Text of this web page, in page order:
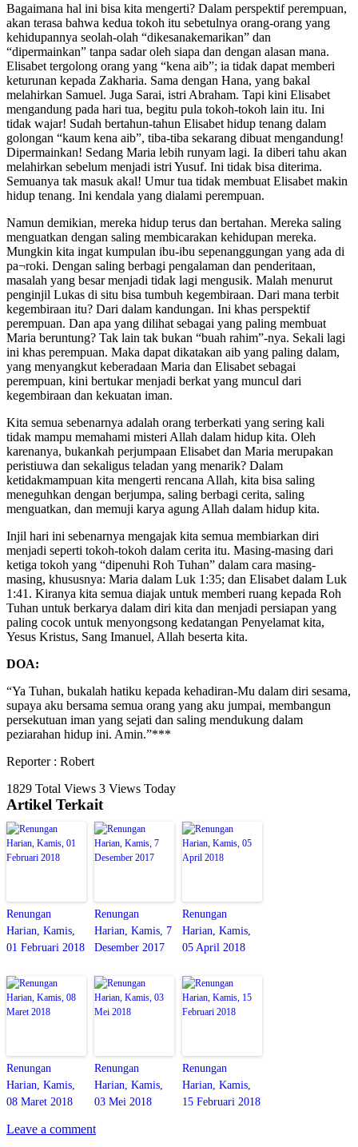
Bagaimana hal ini bisa kita mengerti? Dalam perspektif perempuan,
akan terasa bahwa kedua tokoh itu sebetulnya orang-orang yang
kehidupannya seolah-olah “dikesanakemarikan” dan
“dipermainkan” tanpa sadar oleh siapa dan dengan alasan mana.
Elisabet tergolong orang yang “kena aib”; ia tidak dapat memberi
keturunan kepada Zakharia. Sama dengan Hana, yang bakal
melahirkan Samuel. Juga Sarai, istri Abraham. Tapi kini Elisabet
mengandung pada hari tua, begitu pula tokoh-tokoh lain itu. Ini
tidak wajar! Sudah bertahun-tahun Elisabet hidup tenang dalam
golongan “kaum kena aib”, tiba-tiba sekarang dibuat mengandung!
Dipermainkan! Sedang Maria lebih runyam lagi. Ia diberi tahu akan
melahirkan sebelum menjadi istri Yusuf. Ini tidak bisa diterima.
Semuanya tak masuk akal! Umur tua tidak membuat Elisabet makin
hidup tenang. Ini kendala yang dialami perempuan.
Namun demikian, mereka hidup terus dan bertahan. Mereka saling
menguatkan dengan saling membicarakan kehidupan mereka.
Mungkin kita ingat kumpulan ibu-ibu sepenanggungan yang ada di
pa¬roki. Dengan saling berbagi pengalaman dan penderitaan,
masalah yang besar menjadi tidak lagi mengusik. Malah menurut
penginjil Lukas di situ bisa tumbuh kegembiraan. Dari mana terbit
kegembiraan itu? Dari dalam kandungan. Ini khas perspektif
perempuan. Dan apa yang dilihat sebagai yang paling membuat
Maria beruntung? Tak lain tak bukan “buah rahim”-nya. Sekali lagi
ini khas perempuan. Maka dapat dikatakan aib yang paling dalam,
yang menyangkut keberadaan Maria dan Elisabet sebagai
perempuan, kini bertukar menjadi berkat yang muncul dari
kegembiraan dan kekuatan iman.
Kita semua sebenarnya adalah orang terberkati yang sering kali
tidak mampu memahami misteri Allah dalam hidup kita. Oleh
karenanya, bukankah perjumpaan Elisabet dan Maria merupakan
peristiuwa dan sekaligus teladan yang menarik? Dalam
ketidakmampuan kita mengerti rencana Allah, kita bisa saling
meneguhkan dengan berjumpa, saling berbagi cerita, saling
menguatkan, dan memuji karya agung Allah dalam hidup kita.
Injil hari ini sebenarnya mengajak kita semua membiarkan diri
menjadi seperti tokoh-tokoh dalam cerita itu. Masing-masing dari
ketiga tokoh yang “dipenuhi Roh Tuhan” dalam cara masing-
masing, khususnya: Maria dalam Luk 1:35; dan Elisabet dalam Luk
1:41. Kiranya kita semua diajak untuk memberi ruang kepada Roh
Tuhan untuk berkarya dalam diri kita dan menjadi persiapan yang
paling cocok untuk menyongsong kedatangan Penyelamat kita,
Yesus Kristus, Sang Imanuel, Allah beserta kita.
DOA:
“Ya Tuhan, bukalah hatiku kepada kehadiran-Mu dalam diri sesama,
supaya aku bersama semua orang yang aku jumpai, membangun
persekutuan iman yang sejati dan saling mendukung dalam
peziarahan hidup ini. Amin.”***
Reporter : Robert
1829 Total Views 3 Views Today
Artikel Terkait
Renungan
Harian, Kamis,
01 Februari 2018
Renungan
Harian, Kamis, 7
Desember 2017
Renungan
Harian, Kamis,
05 April 2018
Renungan
Harian, Kamis,
08 Maret 2018
Renungan
Harian, Kamis,
03 Mei 2018
Renungan
Harian, Kamis,
15 Februari 2018
Leave a comment